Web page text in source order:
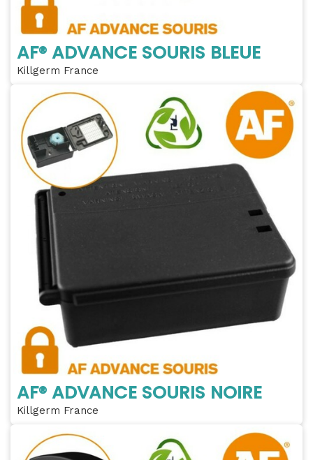
AF® ADVANCE SOURIS BLEUE
Killgerm France
AF® ADVANCE SOURIS NOIRE
Killgerm France